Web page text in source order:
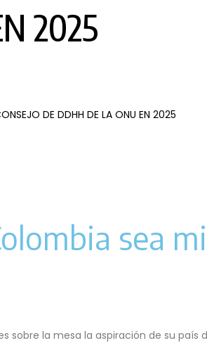
2025
DE DDHH DE LA ONU EN 2025
sea
sobre la mesa la aspiración de su